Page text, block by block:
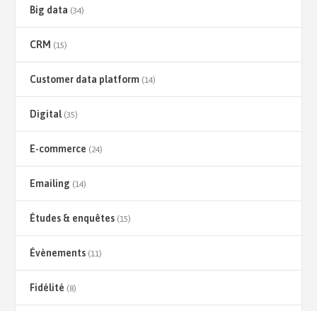
Big data (34)
CRM (15)
Customer data platform (14)
Digital(35)
E-commerce (24)
Emailing (14)
Études & enquêtes (15)
Évènements (11)
Fidélité (8)